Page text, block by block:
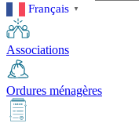
Français ▼
Associations
Ordures ménagères